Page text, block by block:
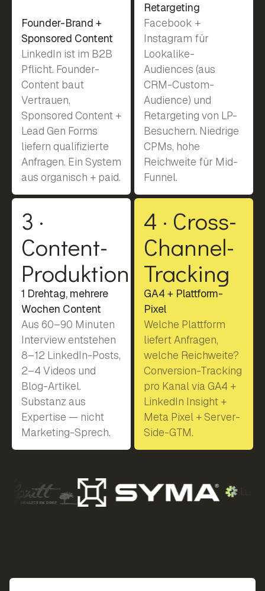
Founder-Brand +
Sponsored Content
LinkedIn ist im B2B
Pflicht. Founder-
Content baut
Vertrauen,
Sponsored Content +
Lead Gen Forms
liefern qualifizierte
Anfragen. Ein System
aus organisch + paid.
Retargeting
Facebook +
Instagram für
Lookalike-
Audiences (aus
CRM-Custom-
Audience) und
Retargeting von LP-
Besuchern. Niedrige
CPMs, hohe
Reichweite für Mid-
Funnel.
3 ·
Content-
Produktion
1 Drehtag, mehrere
Wochen Content
Aus 60–90 Minuten
Interview entstehen
8–12 LinkedIn-Posts,
2–4 Videos und
Blog-Artikel.
Substanz aus
Expertise — nicht
Marketing-Sprech.
4 · Cross-
Channel-
Tracking
GA4 + Plattform-
Pixel
Welche Plattform
liefert Anfragen,
welche Reichweite?
Conversion-Tracking
pro Kanal via GA4 +
LinkedIn Insight +
Meta Pixel + Server-
Side-GTM.